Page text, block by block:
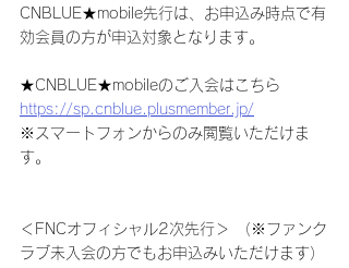
CNBLUE★mobile先行は、お申込み時点で有
効会員の方が申込対象となります。
★CNBLUE★mobileのご入会はこちら
https://sp.cnblue.plusmember.jp/
※スマートフォンからのみ閲覧いただけま
す。
＜FNCオフィシャル2次先行＞ （※ファンク
ラブ未入会の方でもお申込みいただけます）